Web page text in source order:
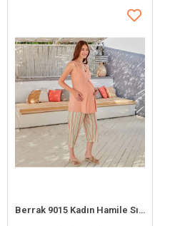
Berrak 9015 Kadın Hamile Sıfır Kol Pijama Takım